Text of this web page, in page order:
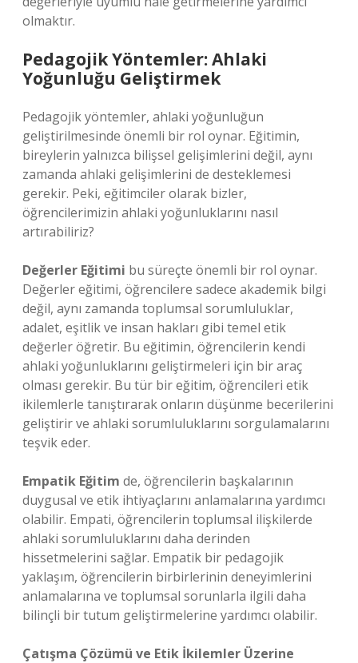
olmaktır.
Pedagojik Yöntemler: Ahlaki
Yoğunluğu Geliştirmek
Pedagojik yöntemler, ahlaki yoğunluğun
geliştirilmesinde önemli bir rol oynar. Eğitimin,
bireylerin yalnızca bilişsel gelişimlerini değil, aynı
zamanda ahlaki gelişimlerini de desteklemesi
gerekir. Peki, eğitimciler olarak bizler,
öğrencilerimizin ahlaki yoğunluklarını nasıl
artırabiliriz?
Değerler Eğitimi bu süreçte önemli bir rol oynar.
Değerler eğitimi, öğrencilere sadece akademik bilgi
değil, aynı zamanda toplumsal sorumluluklar,
adalet, eşitlik ve insan hakları gibi temel etik
değerler öğretir. Bu eğitimin, öğrencilerin kendi
ahlaki yoğunluklarını geliştirmeleri için bir araç
olması gerekir. Bu tür bir eğitim, öğrencileri etik
ikilemlerle tanıştırarak onların düşünme becerilerini
geliştirir ve ahlaki sorumluluklarını sorgulamalarını
teşvik eder.
Empatik Eğitim de, öğrencilerin başkalarının
duygusal ve etik ihtiyaçlarını anlamalarına yardımcı
olabilir. Empati, öğrencilerin toplumsal ilişkilerde
ahlaki sorumluluklarını daha derinden
hissetmelerini sağlar. Empatik bir pedagojik
yaklaşım, öğrencilerin birbirlerinin deneyimlerini
anlamalarına ve toplumsal sorunlarla ilgili daha
bilinçli bir tutum geliştirmelerine yardımcı olabilir.
Çatışma Çözümü ve Etik İkilemler Üzerine